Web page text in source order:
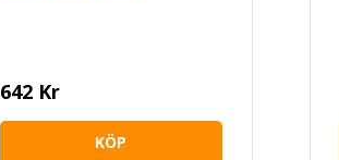
642 Kr
KÖP